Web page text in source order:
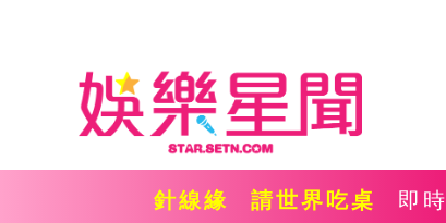
針線緣 請世界吃桌 即時